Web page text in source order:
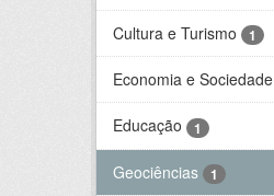
Cultura e Turismo 1
Economia e Sociedade
Educação 1
Geociências 1